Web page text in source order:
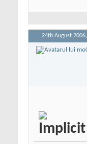
24th August 2006,